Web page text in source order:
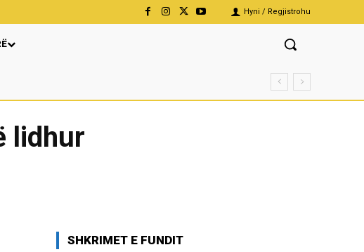
Hyni / Regjistrohu
lidhur
SHKRIMET E FUNDIT